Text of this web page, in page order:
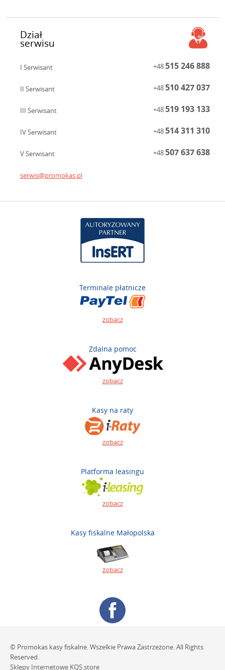
Dział
serwisu
I Serwisant +48515 246 888
II Serwisant +48510 427 037
III Serwisant +48519 193 133
IV Serwisant +48514 311 310
V Serwisant +48507 637 638
serwis@promokas.pl
Terminale płatnicze
zobacz
Zdalna pomoc
zobacz
Kasy na raty
zobacz
Platforma leasingu
zobacz
Kasy fiskalne Małopolska
zobacz
© Promokas kasy fiskalne. Wszelkie Prawa Zastrzeżone. All Rights
Reserved.
Sklepy Internetowe KQS.store